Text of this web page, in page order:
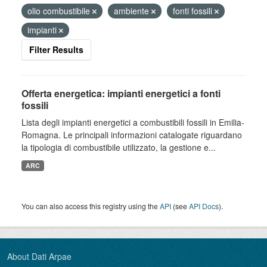
olio combustibile
ambiente
fonti fossili
impianti
Filter Results
Offerta energetica: impianti energetici a fonti
fossili
Lista degli impianti energetici a combustibili fossili in Emilia-
Romagna. Le principali informazioni catalogate riguardano
la tipologia di combustibile utilizzato, la gestione e...
ARC
You can also access this registry using theAPI (seeAPI Docs).
About Dati Arpae